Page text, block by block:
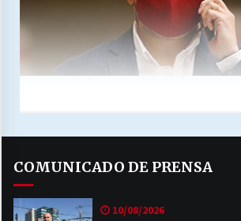
COMUNICADO DE PRENSA
10/08/2026